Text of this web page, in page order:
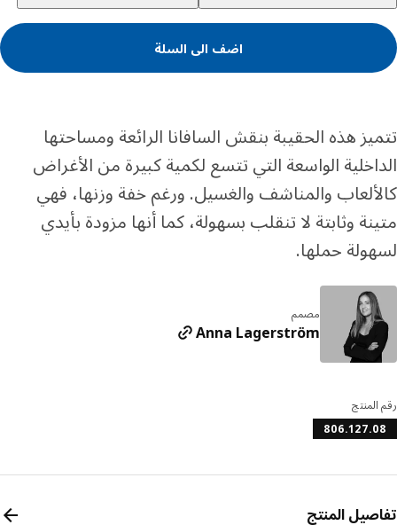
اضف الى السلة
هذه الحقيبة بنقش السافانا الرائعة ومساحتها
الواسعة التي تتسع لكمية كبيرة من الأغراض
والمناشف والغسيل. ورغم خفة وزنها، فهي
وثابتة لا تنقلب بسهولة، كما أنها مزودة بأيدي
حملها.
مصمم
Anna Lagerström
المنتج